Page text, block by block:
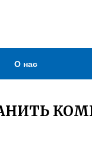
О нас